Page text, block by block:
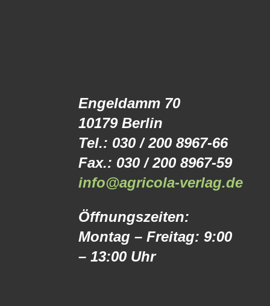
Engeldamm 70
10179 Berlin
Tel.: 030 / 200 8967-66
Fax.: 030 / 200 8967-59
info@agricola-verlag.de
Öffnungszeiten:
Montag – Freitag: 9:00
– 13:00 Uhr